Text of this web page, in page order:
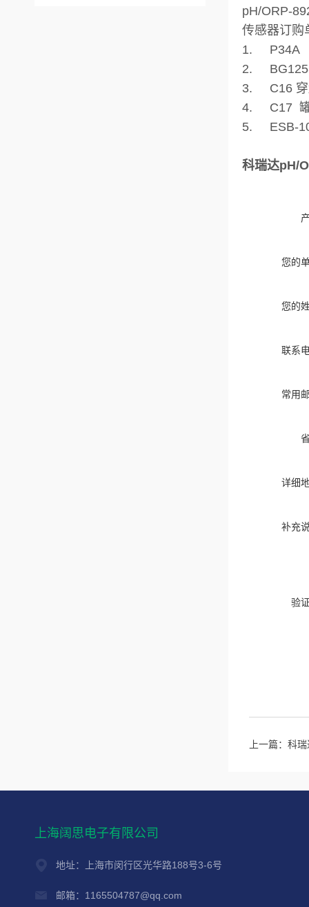
pH/ORP-
传感器订购
1. P34A
2.
3. C16 穿
4. C17 罐
5. ESB-
科瑞达pH/
您的
您的
联系
常用
详细
补充
验
上一篇： 科
上海阔思电子有限公司
地址：上海市闵行区光华路188号3-6号
邮箱：1165504787@qq.com